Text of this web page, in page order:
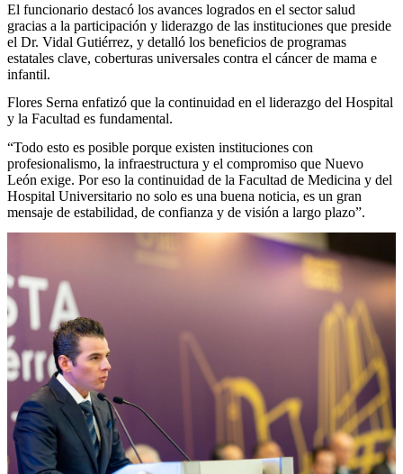
El funcionario destacó los avances logrados en el sector salud
gracias a la participación y liderazgo de las instituciones que preside
el Dr. Vidal Gutiérrez, y detalló los beneficios de programas
estatales clave, coberturas universales contra el cáncer de mama e
infantil.
Flores Serna enfatizó que la continuidad en el liderazgo del Hospital
y la Facultad es fundamental.
“Todo esto es posible porque existen instituciones con
profesionalismo, la infraestructura y el compromiso que Nuevo
León exige. Por eso la continuidad de la Facultad de Medicina y del
Hospital Universitario no solo es una buena noticia, es un gran
mensaje de estabilidad, de confianza y de visión a largo plazo”.